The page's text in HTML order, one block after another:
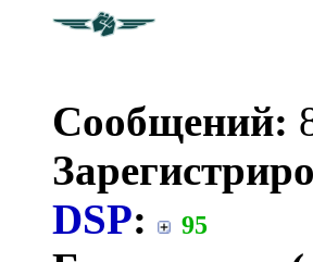
Сообщений:
DSP: 95